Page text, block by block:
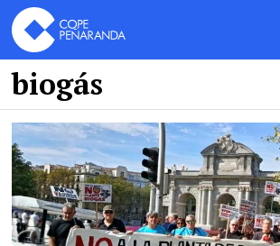
biogás